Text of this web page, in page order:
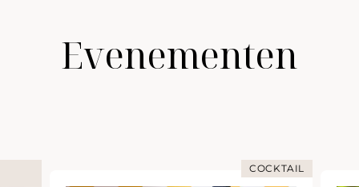
Evenementen
COCKTAIL